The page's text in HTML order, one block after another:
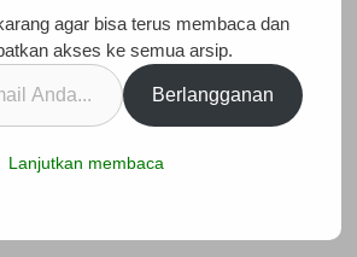
agar bisa terus membaca dan
akses ke semua arsip.
Berlangganan
Lanjutkan membaca